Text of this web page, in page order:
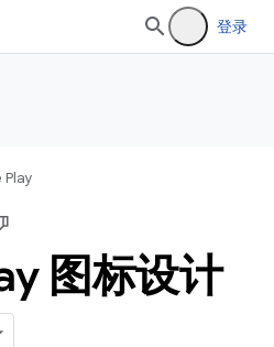
登录
Play
图标设计